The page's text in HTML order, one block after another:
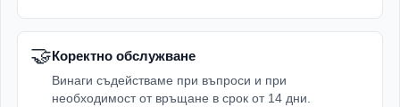
🤝Коректно обслужване
Винаги съдействаме при въпроси и при
необходимост от връщане в срок от 14 дни.